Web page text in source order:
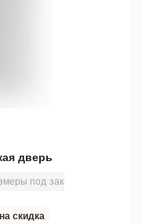
дверь
под заказ
скидка